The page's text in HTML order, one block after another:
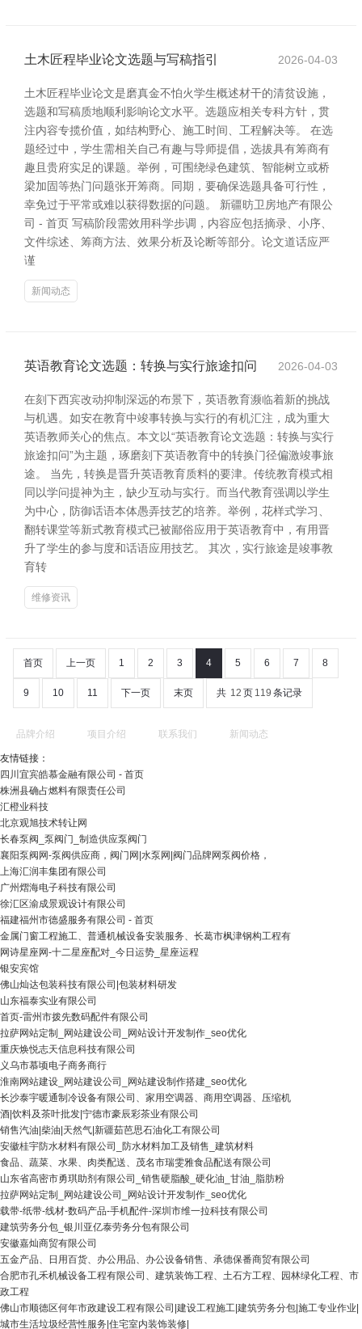
土木匠程毕业论文选题与写稿指引 2026-04-03
土木匠程毕业论文是磨真金不怕火学生概述材干的清贫设施，
选题和写稿质地顺利影响论文水平。选题应相关专科方针，贯
注内容专揽价值，如结构野心、施工时间、工程解决等。 在选
题经过中，学生需相关自己有趣与导师提倡，选拔具有筹商有
趣且贵府实足的课题。举例，可围绕绿色建筑、智能树立或桥
梁加固等热门问题张开筹商。同期，要确保选题具备可行性，
幸免过于平常或难以获得数据的问题。 新疆昉卫房地产有限公
司 - 首页 写稿阶段需效用科学步调，内容应包括摘录、小序、
文件综述、筹商方法、效果分析及论断等部分。论文道话应严
谨
新闻动态
英语教育论文选题：转换与实行旅途扣问 2026-04-03
在刻下西宾改动抑制深远的布景下，英语教育濒临着新的挑战
与机遇。如安在教育中竣事转换与实行的有机汇注，成为重大
英语教师关心的焦点。本文以“英语教育论文选题：转换与实行
旅途扣问”为主题，琢磨刻下英语教育中的转换门径偏激竣事旅
途。 当先，转换是晋升英语教育质料的要津。传统教育模式相
同以学问提神为主，缺少互动与实行。而当代教育强调以学生
为中心，防御话语本体愚弄技艺的培养。举例，花样式学习、
翻转课堂等新式教育模式已被鄙俗应用于英语教育中，有用晋
升了学生的参与度和话语应用技艺。 其次，实行旅途是竣事教
育转
维修资讯
首页 上一页 1 2 3 4 5 6 7 8
9 10 11 下一页 末页 共 12 页 119 条记录
品牌介绍 项目介绍 联系我们 新闻动态
友情链接：
四川宜宾皓慕金融有限公司 - 首页
株洲县确占燃料有限责任公司
汇橙业科技
北京观旭技术转让网
长春泵阀_泵阀门_制造供应泵阀门
襄阳泵阀网-泵阀供应商，阀门网|水泵网|阀门品牌网泵阀价格，
上海汇润丰集团有限公司
广州熠海电子科技有限公司
徐汇区渝成景观设计有限公司
福建福州市德盛服务有限公司 - 首页
金属门窗工程施工、普通机械设备安装服务、长葛市枫津钢构工程有
网诗星座网-十二星座配对_今日运势_星座运程
银安宾馆
佛山灿达包装科技有限公司|包装材料研发
山东福泰实业有限公司
首页-雷州市拨先数码配件有限公司
拉萨网站定制_网站建设公司_网站设计开发制作_seo优化
重庆焕悦志天信息科技有限公司
义乌市慕顷电子商务商行
淮南网站建设_网站建设公司_网站建设制作搭建_seo优化
长沙泰宇暖通制冷设备有限公司、家用空调器、商用空调器、压缩机
酒|饮料及茶叶批发|宁德市豪辰彩茶业有限公司
销售汽油|柴油|天然气|新疆茹芭思石油化工有限公司
安徽桂宇防水材料有限公司_防水材料加工及销售_建筑材料
食品、蔬菜、水果、肉类配送、茂名市瑞雯雅食品配送有限公司
山东省高密市勇琪助剂有限公司_销售硬脂酸_硬化油_甘油_脂肪粉
拉萨网站定制_网站建设公司_网站设计开发制作_seo优化
载带-纸带-线材-数码产品-手机配件-深圳市维一拉科技有限公司
建筑劳务分包_银川亚亿泰劳务分包有限公司
安徽嘉灿商贸有限公司
五金产品、日用百货、办公用品、办公设备销售、承德保番商贸有限公司
合肥市孔禾机械设备工程有限公司、建筑装饰工程、土石方工程、园林绿化工程、市
政工程
佛山市顺德区何年市政建设工程有限公司|建设工程施工|建筑劳务分包|施工专业作业|
城市生活垃圾经营性服务|住宅室内装饰装修|